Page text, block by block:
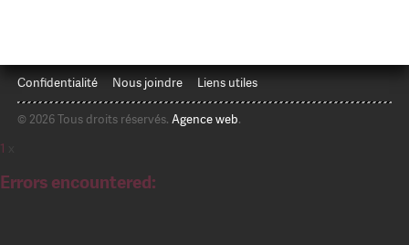
Confidentialité Nous joindre Liens utiles
© 2026 Tous droits réservés. Agence web.
1
Errors encountered: